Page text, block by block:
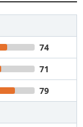
74
71
79